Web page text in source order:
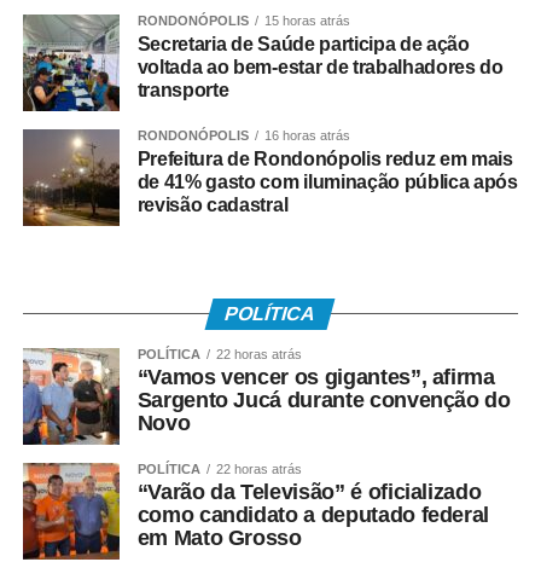
O presidente da Copsfid também ressaltou o papel
orientativo do Tribunal de Contas durante o período de
transição. “Nossa atuação tem sido voltada,
desenvolvimento econômico. Temos procurado mostrar
que a Reforma Tributária apresenta mais pontos positivos
do que negativos.”
oportunidades de crescimento. “Mato Grosso possui uma
riqueza amplamente reconhecida, mas que ainda está
concentrada nas mãos de poucos. O grande desafio é
distribuir esse desenvolvimento e a Reforma Tributária
pode ser um importante instrumento para alcançar esse
objetivo.”
O presidente do Conselho Empresarial de Turismo e
Hospitalidade da Fecomércio-MT (Cetur), Jaime
RONDONÓPOLIS 15 horas atrás
Secretaria de Saúde participa de ação
voltada ao bem-estar de trabalhadores do
transporte
RONDONÓPOLIS 16 horas atrás
Prefeitura de Rondonópolis reduz em mais
de 41% gasto com iluminação pública após
revisão cadastral
POLÍTICA
POLÍTICA 22 horas atrás
“Vamos vencer os gigantes”, afirma
Sargento Jucá durante convenção do
Novo
POLÍTICA 22 horas atrás
“Varão da Televisão” é oficializado
como candidato a deputado federal
em Mato Grosso